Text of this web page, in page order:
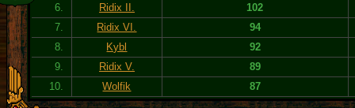
6.
Ridix II.
102
7.
Ridix VI.
94
8.
Kybl
92
9.
Ridix V.
89
10.
Wolfik 87